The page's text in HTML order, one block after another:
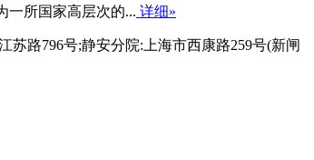
一所国家高层次的... 详细»
苏路796号;静安分院:上海市西康路259号(新闸